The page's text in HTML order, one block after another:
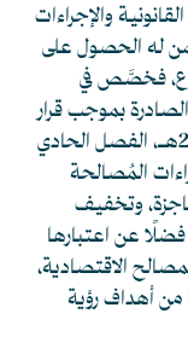
والإجراءات
له الحصول على
فخصَّص في
بموجب قرار
وزير العدل رقم (8344) بتاريخ 26/10/1441هـ، الفصل الحادي
لتوضيح إجراءات المُصالحة
وتخفيف
عن اعتبارها
الاقتصادية،
من أهداف رؤية